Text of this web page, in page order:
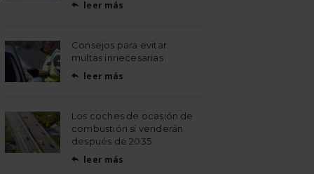
 leer más
Consejos para evitar
multas innecesarias
 leer más
Los coches de ocasión de
combustión sí venderán
después de 2035
 leer más